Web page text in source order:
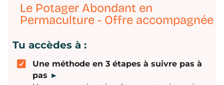
Le Potager Abondant en
Permaculture - Offre accompagnée
Tu accèdes à :
Une méthode en 3 étapes à suivre pas à
pas ►